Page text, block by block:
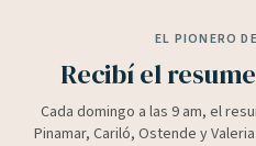
EL PIONERO
Recibí el
Cada domingo a las 9 am, el
Pinamar, Cariló, Ostende y